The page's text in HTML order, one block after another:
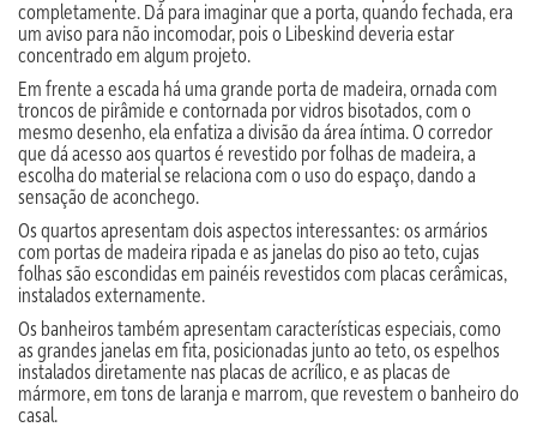
completamente. Dá para imaginar que a porta, quando fechada, era
um aviso para não incomodar, pois o Libeskind deveria estar
concentrado em algum projeto.
Em frente a escada há uma grande porta de madeira, ornada com
troncos de pirâmide e contornada por vidros bisotados, com o
mesmo desenho, ela enfatiza a divisão da área íntima. O corredor
que dá acesso aos quartos é revestido por folhas de madeira, a
escolha do material se relaciona com o uso do espaço, dando a
sensação de aconchego.
Os quartos apresentam dois aspectos interessantes: os armários
com portas de madeira ripada e as janelas do piso ao teto, cujas
folhas são escondidas em painéis revestidos com placas cerâmicas,
instalados externamente.
Os banheiros também apresentam características especiais, como
as grandes janelas em fita, posicionadas junto ao teto, os espelhos
instalados diretamente nas placas de acrílico, e as placas de
mármore, em tons de laranja e marrom, que revestem o banheiro do
casal.